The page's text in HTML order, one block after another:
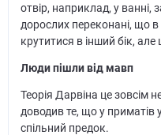
отвір, наприклад, у ванні,
дорослих переконані, що в
крутитися в інший бік,
Люди пішли від мавп
Теорія Дарвіна це зовсім
доводив те, що у
спільний предок.